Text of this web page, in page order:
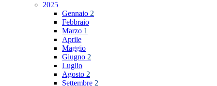
2025
Gennaio 2
Febbraio
Marzo 1
Aprile
Maggio
Giugno 2
Luglio
Agosto 2
Settembre 2